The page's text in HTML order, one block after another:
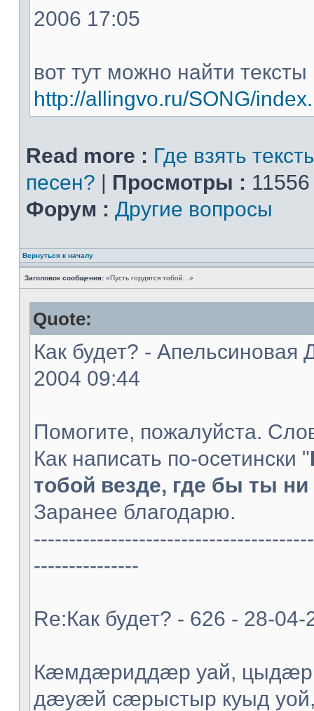
2006 17:05
вот тут можно найти тексты
http://allingvo.ru/SONG/
Read more : Где взять
песен? | Просмотры :
Форум : Другие вопросы
Вернуться к началу
Заголовок сообщения: «Пусть гордятся тобой...»
Quote:
Как будет? - Апельсиновая
2004 09:44
Помогите, пожалуйста.
Как написать по-осетински "
тобой везде, где бы ты
Заранее благодарю.
---------------
Re:Как будет? - 626 - 28-
Кæмдæриддæр уай,
дæуæй сæрыстыр куыд